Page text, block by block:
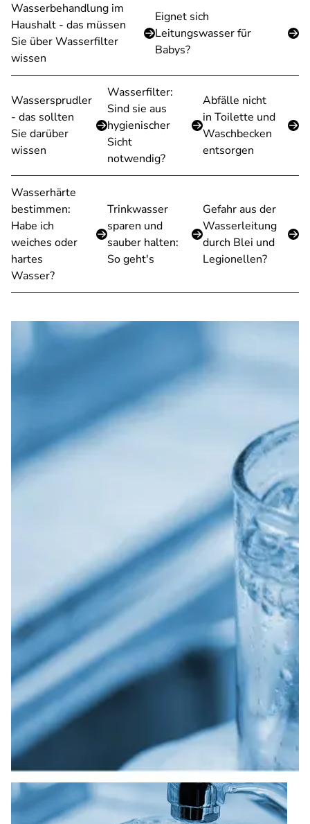
Wasserbehandlung im
Haushalt - das müssen
Sie über Wasserfilter
wissen
Eignet sich
Leitungswasser für
Babys?
Wassersprudler
- das sollten
Sie darüber
wissen
Wasserfilter:
Sind sie aus
hygienischer
Sicht
notwendig?
Abfälle nicht
in Toilette und
Waschbecken
entsorgen
Wasserhärte
bestimmen:
Habe ich
weiches oder
hartes
Wasser?
Trinkwasser
sparen und
sauber halten:
So geht's
Gefahr aus der
Wasserleitung
durch Blei und
Legionellen?